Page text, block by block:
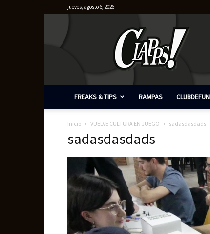
jueves, agosto 6, 2026
FREAKS & TIPS RAMPAS CLUBDEFUN
Inicio VUELVE CULTURA EN JUEGO sadasdasdads
sadasdasdads